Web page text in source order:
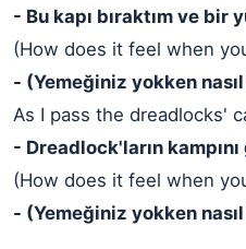
- Bu kapı bıraktım ve bir
(How does it feel when
- (Yemeğiniz yokken
As I pass the dreadlocks'
- Dreadlock'ların
(How does it feel when
- (Yemeğiniz yokken